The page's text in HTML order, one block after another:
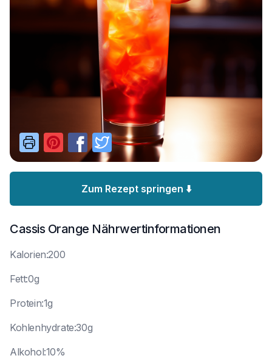
Zum Rezept springen ⬇️
Cassis Orange Nährwertinformationen
Kalorien:200
Fett:0g
Protein:1g
Kohlenhydrate:30g
Alkohol:10%